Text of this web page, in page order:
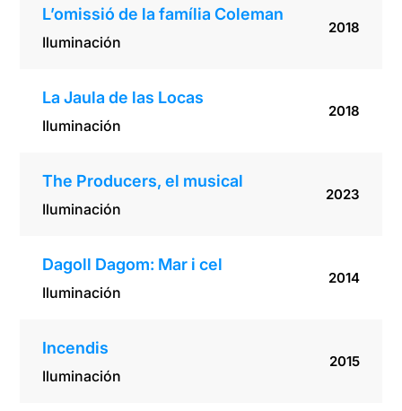
L’omissió de la família Coleman
Iluminación
2018
La Jaula de las Locas
Iluminación
2018
The Producers, el musical
Iluminación
2023
Dagoll Dagom: Mar i cel
Iluminación
2014
Incendis
Iluminación
2015